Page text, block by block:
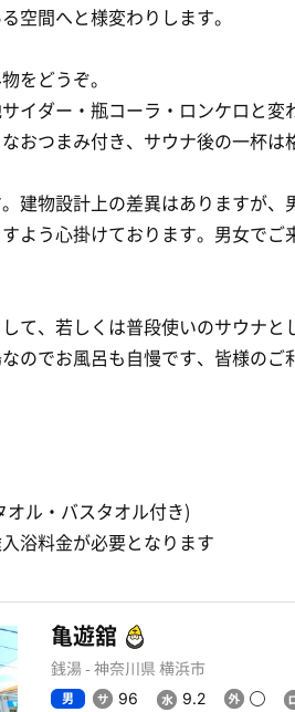
空間へと様変わりします。
をどうぞ。
イダー・瓶コーラ・ロンケロと変
おつまみ付き、サウナ後の一杯は
建物設計上の差異はありますが、
よう心掛けております。男女でご
て、若しくは普段使いのサウナと
のでお風呂も自慢です、皆様のご
ル・バスタオル付き)
浴料金が必要となります
亀遊舘
銭湯 - 神奈川県 横浜市
男 96
9.2